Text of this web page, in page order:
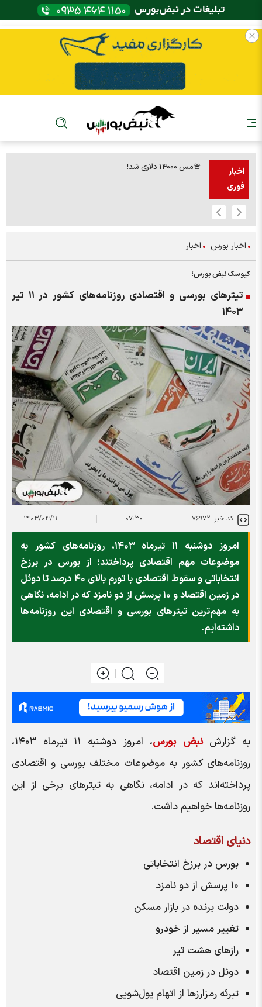
اخبار
فوری
🚨مس 14000 دلاری شد!
اخبار بورس اخبار
کیوسک نبض بورس؛
تیتر‌های بورسی و اقتصادی روزنامه‌های کشور در ۱۱ تیر
۱۴۰۳
کد خبر: ۷۶۹۷۲ ۰۷:۳۰ ۱۴۰۳/۰۴/۱۱
امروز دوشنبه ۱۱ تیرماه ۱۴۰۳، روزنامه‌های کشور به
موضوعات مهم اقتصادی پرداختند؛ از بورس در برزخ
انتخاباتی و سقوط اقتصادی با تورم بالای ۴۰ درصد تا دوئل
در زمین اقتصاد و ۱۰ پرسش از دو نامزد که در ادامه، نگاهی
به مهم‌ترین تیتر‌های بورسی و اقتصادی این روزنامه‌ها
داشته‌ایم.
به گزارشنبض بورس
، امروز دوشنبه ۱۱ تیرماه ۱۴۰۳،
روزنامه‌های کشور به موضوعات مختلف بورسی و اقتصادی
پرداخته‌اند که در ادامه، نگاهی به تیتر‌های برخی از این
روزنامه‌ها خواهیم داشت.
دنیای اقتصاد
بورس در برزخ انتخاباتی
۱۰ پرسش از دو نامزد
دولت برنده در بازار مسکن
تغییر مسیر از خودرو
راز‌های هشت تیر
دوئل در زمین اقتصاد
تبرئه رمزارز‌ها از اتهام پول‌شویی